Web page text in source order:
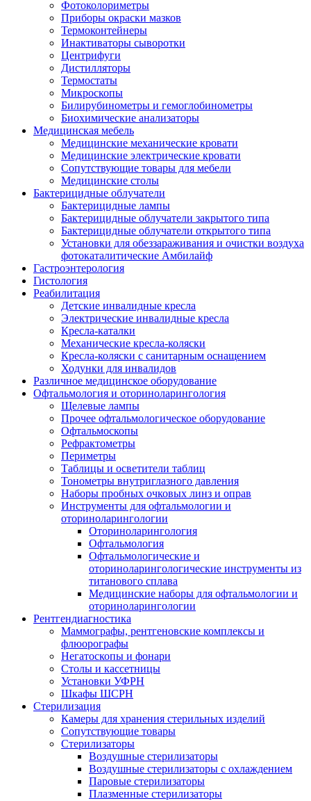
Фотоколориметры
Приборы окраски мазков
Термоконтейнеры
Инактиваторы сыворотки
Центрифуги
Дистилляторы
Термостаты
Микроскопы
Билирубинометры и гемоглобинометры
Биохимические анализаторы
Медицинская мебель
Медицинские механические кровати
Медицинские электрические кровати
Сопутствующие товары для мебели
Медицинские столы
Бактерицидные облучатели
Бактерицидные лампы
Бактерицидные облучатели закрытого типа
Бактерицидные облучатели открытого типа
Установки для обеззараживания и очистки воздуха
фотокаталитические Амбилайф
Гастроэнтерология
Гистология
Реабилитация
Детские инвалидные кресла
Электрические инвалидные кресла
Кресла-каталки
Механические кресла-коляски
Кресла-коляски с санитарным оснащением
Ходунки для инвалидов
Различное медицинское оборудование
Офтальмология и оториноларингология
Щелевые лампы
Прочее офтальмологическое оборудование
Офтальмоскопы
Рефрактометры
Периметры
Таблицы и осветители таблиц
Тонометры внутриглазного давления
Наборы пробных очковых линз и оправ
Инструменты для офтальмологии и
оториноларингологии
Оториноларингология
Офтальмология
Офтальмологические и
оториноларингологические инструменты из
титанового сплава
Медицинские наборы для офтальмологии и
оториноларингологии
Рентгендиагностика
Маммографы, рентгеновские комплексы и
флюорографы
Негатоскопы и фонари
Столы и кассетницы
Установки УФРН
Шкафы ШСРН
Стерилизация
Камеры для хранения стерильных изделий
Сопутствующие товары
Стерилизаторы
Воздушные стерилизаторы
Воздушные стерилизаторы с охлаждением
Паровые стерилизаторы
Плазменные стерилизаторы